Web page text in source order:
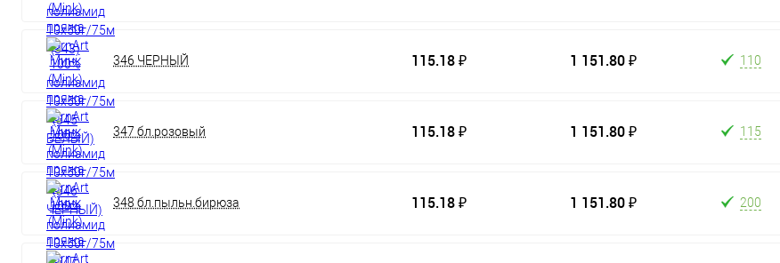
346 ЧЕРНЫЙ 115.18 ₽ 1 151.80 ₽ 110
347 бл.розовый 115.18 ₽ 1 151.80 ₽ 115
348 бл.пыльн.бирюза 115.18 ₽ 1 151.80 ₽ 200